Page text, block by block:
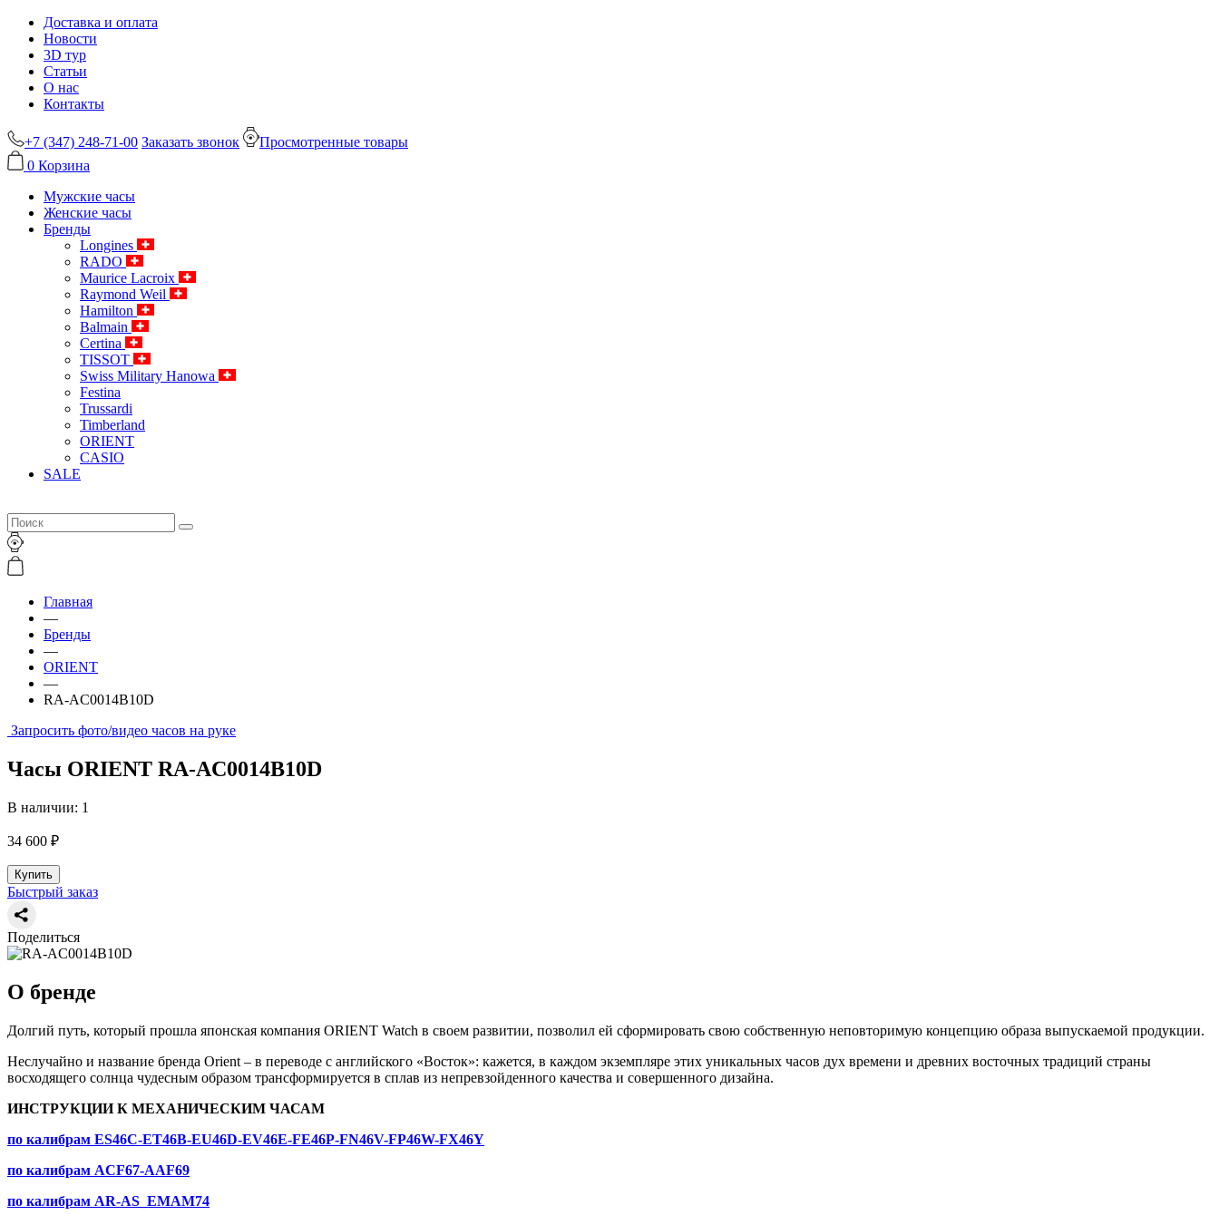
Доставка и оплата
Новости
3D тур
Статьи
О нас
Контакты
+7 (347) 248-71-00 Заказать звонок
Просмотренные товары
0 Корзина
Мужские часы
Женские часы
Бренды
Longines
RADO
Maurice Lacroix
Raymond Weil
Hamilton
Balmain
Certina
TISSOT
Swiss Military Hanowa
Festina
Trussardi
Timberland
ORIENT
CASIO
SALE
Главная
—
Бренды
—
ORIENT
—
RA-AC0014B10D
Запросить фото/видео часов на руке
Часы ORIENT RA-AC0014B10D
В наличии: 1
34 600 ₽
Купить
Быстрый заказ
Поделиться
О бренде
Долгий путь, который прошла японская компания ORIENT Watch в своем развитии, позволил ей сформировать свою собственную неповторимую концепцию образа выпускаемой продукции.
Неслучайно и название бренда Orient – в переводе с английского «Восток»: кажется, в каждом экземпляре этих уникальных часов дух времени и древних восточных традиций страны
восходящего солнца чудесным образом трансформируется в сплав из непревзойденного качества и совершенного дизайна.
ИНСТРУКЦИИ К МЕХАНИЧЕСКИМ ЧАСАМ
по калибрам ES46C-ET46B-EU46D-EV46E-FE46P-FN46V-FP46W-FX46Y
по калибрам ACF67-AAF69
по калибрам AR-AS_EMAM74